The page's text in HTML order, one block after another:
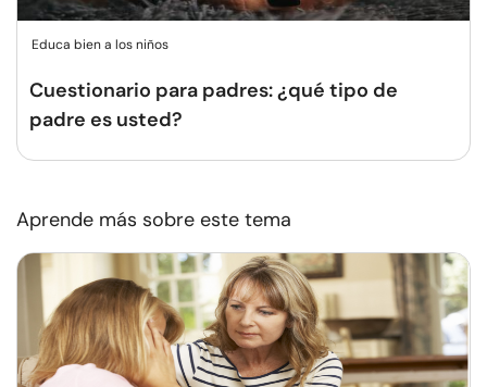
Educa bien a los niños
Cuestionario para padres: ¿qué tipo de
padre es usted?
Aprende más sobre este tema